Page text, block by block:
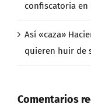
confiscatoria en
Así «caza»
quieren huir de
Comentarios